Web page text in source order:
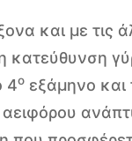
και με
κατεύθυνση
4ο εξάμηνο και
αειφόρου